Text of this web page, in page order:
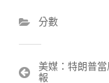
分數
文
美媒：特朗普
報